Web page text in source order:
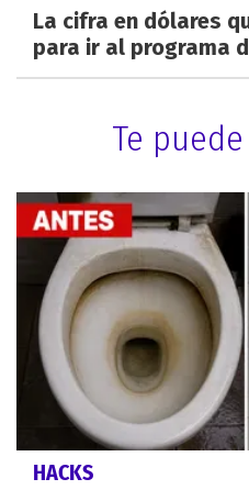
La cifra en dólares
para ir al programa
Te
HACKS